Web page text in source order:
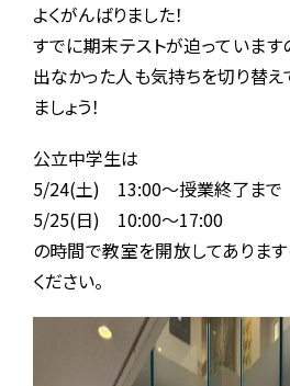
KIWAMI AAA+ 図形の極
KIWAMI AAA+ 数の極
KIWAMI AAA+ 中学生の 代数
KIWAMI AAA+ 数学の悟
ホッと一息
全国の玉井式
海外での挑戦
リストから探す
よくがんばりました！
すでに期末テストが迫っています
出なかった人も気持ちを切り替え
ましょう！
公立中学生は
5/24(土) 13:00〜授業終了まで
5/25(日) 10:00〜17:00
の時間で教室を開放してありま
ください。